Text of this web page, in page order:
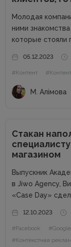
Молодая
ними
которые стояли
несколько
предлагалась
05.12.2023
#Контент
М. Алімова
Стакан
магазином
Выпускник
в Jiwo Agency,
«Case Day»
Статья будет
работают на
Почему...
12.10.2023
#Facebook
#Контекстная